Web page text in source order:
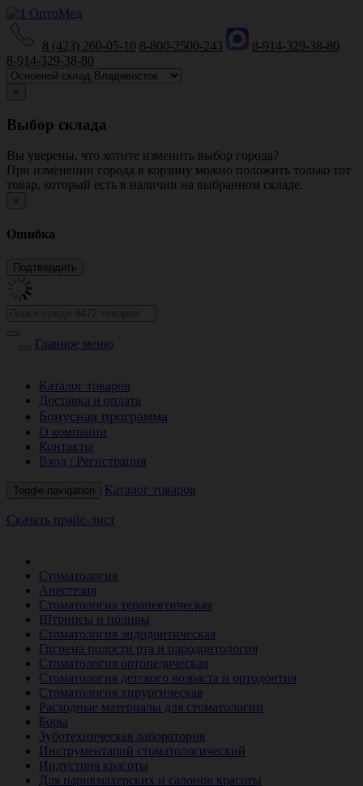
8 (423) 260-05-10 8-800-2500-243
8-914-329-38-80
8-914-329-38-80
×
Выбор склада
Вы уверены, что хотите изменить выбор города?
При изменении города в корзину можно положить только тот
товар, который есть в наличии на выбранном складе.
×
Ошибка
Главное меню
Каталог товаров
Доставка и оплата
Бонусная программа
О компании
Контакты
Вход / Регистрация
Toggle navigation Каталог товаров
Скачать прайс-лист
Стоматология
Анестезия
Стоматология терапевтическая
Штрипсы и полиры
Стоматология эндодонтическая
Гигиена полости рта и пародонтология
Стоматология ортопедическая
Стоматология детского возраста и ортодонтия
Стоматология хирургическая
Расходные материалы для стоматологии
Боры
Зуботехническая лаборатория
Инструментарий стоматологический
Индустрия красоты
Для парикмахерских и салонов красоты